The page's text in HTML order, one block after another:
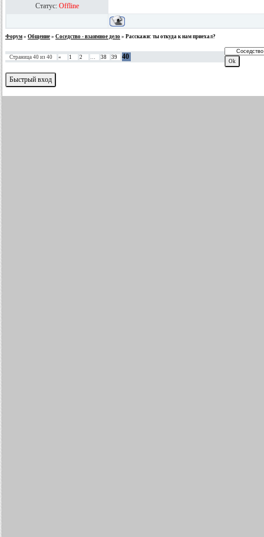
Статус: Offline
Форум » Общение » Соседство - взаимное дело » Расскажи: ты откуда к нам приехал?
Страница 40 из 40 « 1 2 … 38 39 40